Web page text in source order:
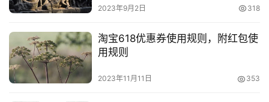
创
创
业
项
如何装修淘宝店铺？优化技巧有哪些？
本文来自投稿，不代表早谈创业网立场，作者：欧阳, 微澜，如
2023年9月2日 318
淘宝618优惠券使用规则，附红包使
用规则
2023年11月11日 353